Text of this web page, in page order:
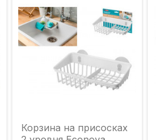
Корзина на присосках